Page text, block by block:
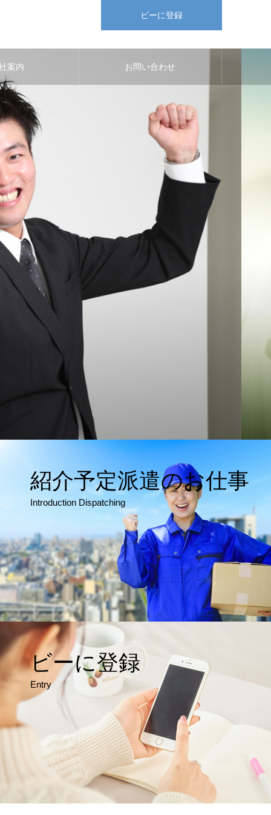
ビーに登録
案内 お問い合わせ
紹介予定派遣のお仕事
Introduction Dispatching
ビーに登録
Entry